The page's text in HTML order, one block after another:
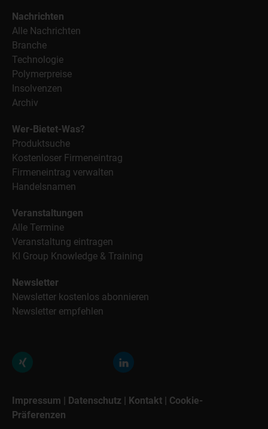
Nachrichten
Alle Nachrichten
Branche
Technologie
Polymerpreise
Insolvenzen
Archiv
Wer-Bietet-Was?
Produktsuche
Kostenloser Firmeneintrag
Firmeneintrag verwalten
Handelsnamen
Veranstaltungen
Alle Termine
Veranstaltung eintragen
KI Group Knowledge & Training
Newsletter
Newsletter kostenlos abonnieren
Newsletter empfehlen
Impressum | Datenschutz | Kontakt | Cookie-
Präferenzen